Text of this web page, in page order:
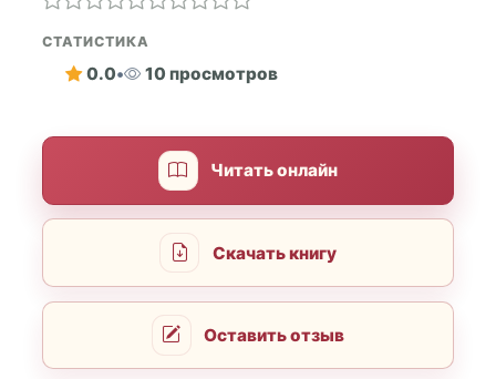
СТАТИСТИКА
0.0• 10 просмотров
Читать онлайн
Скачать книгу
Оставить отзыв